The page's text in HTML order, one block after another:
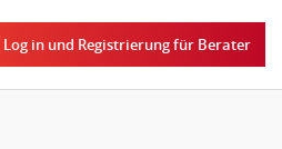
Log in und Registrierung für Berater